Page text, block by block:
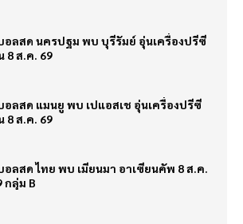
อลสด นครปฐม พบ บุรีรัมย์ อุ่นเครื่องปรีซี
8 ส.ค. 69
อลสด แมนยู พบ เปแอสเช อุ่นเครื่องปรีซี
8 ส.ค. 69
อลสด ไทย พบ เมียนมา อาเซียนคัพ 8 ส.ค.
กลุ่ม B